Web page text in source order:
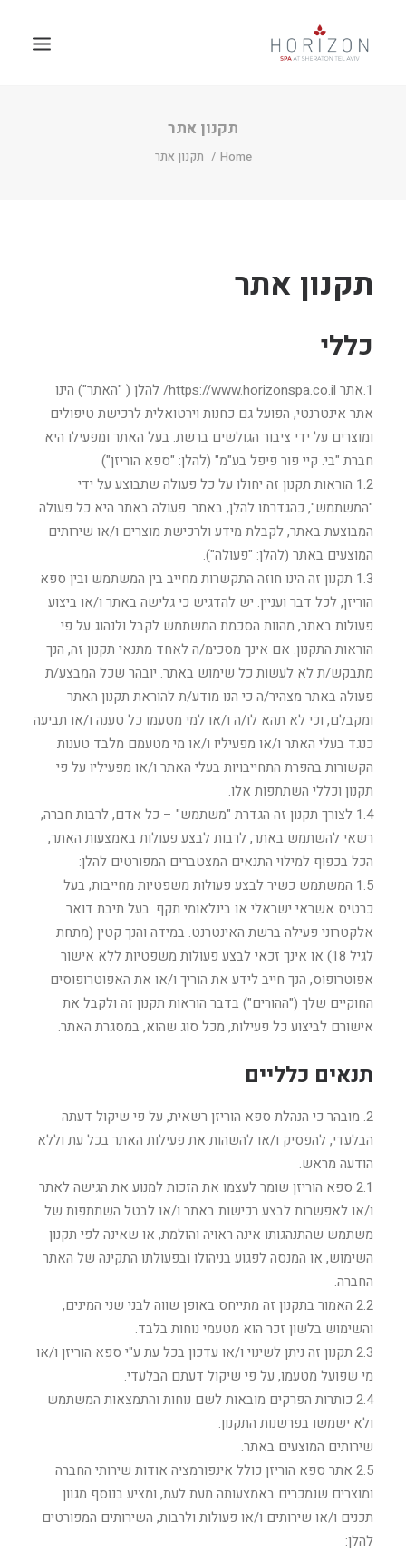
תקנון אתר
Home תקנון אתר
תקנון אתר
כללי
1.אתר https://www.horizonspa.co.il/ להלן ( "האתר") הינו
אתר אינטרנטי, הפועל גם כחנות וירטואלית לרכישת טיפולים
ומוצרים על ידי ציבור הגולשים ברשת. בעל האתר ומפעילו היא
חברת "בי. קיי פור פיפל בע"מ" (להלן: "ספא הוריזן")
1.2 הוראות תקנון זה יחולו על כל פעולה שתבוצע על ידי
"המשתמש", כהגדרתו להלן, באתר. פעולה באתר היא כל פעולה
המבוצעת באתר, לקבלת מידע ולרכישת מוצרים ו/או שירותים
המוצעים באתר (להלן: "פעולה").
1.3 תקנון זה הינו חוזה התקשרות מחייב בין המשתמש ובין ספא
הוריזן, לכל דבר ועניין. יש להדגיש כי גלישה באתר ו/או ביצוע
פעולות באתר, מהוות הסכמת המשתמש לקבל ולנהוג על פי
הוראות התקנון. אם אינך מסכימ/ה לאחד מתנאי תקנון זה, הנך
מתבקש/ת לא לעשות כל שימוש באתר. יובהר שכל המבצע/ת
פעולה באתר מצהיר/ה כי הנו מודע/ת להוראת תקנון האתר
ומקבלם, וכי לא תהא לו/ה ו/או למי מטעמו כל טענה ו/או תביעה
כנגד בעלי האתר ו/או מפעיליו ו/או מי מטעמם מלבד טענות
הקשורות בהפרת התחייבויות בעלי האתר ו/או מפעיליו על פי
תקנון וכללי השתתפות אלו.
1.4 לצורך תקנון זה הגדרת "משתמש" – כל אדם, לרבות חברה,
רשאי להשתמש באתר, לרבות לבצע פעולות באמצעות האתר,
הכל בכפוף למילוי התנאים המצטברים המפורטים להלן:
1.5 המשתמש כשיר לבצע פעולות משפטיות מחייבות; בעל
כרטיס אשראי ישראלי או בינלאומי תקף. בעל תיבת דואר
אלקטרוני פעילה ברשת האינטרנט. במידה והנך קטין (מתחת
לגיל 18) או אינך זכאי לבצע פעולות משפטיות ללא אישור
אפוטרופוס, הנך חייב לידע את הוריך ו/או את האפוטרופוסים
החוקיים שלך ("ההורים") בדבר הוראות תקנון זה ולקבל את
אישורם לביצוע כל פעילות, מכל סוג שהוא, במסגרת האתר.
תנאים כלליים
2. מובהר כי הנהלת ספא הוריזן רשאית, על פי שיקול דעתה
הבלעדי, להפסיק ו/או להשהות את פעילות האתר בכל עת וללא
הודעה מראש.
2.1 ספא הוריזן שומר לעצמו את הזכות למנוע את הגישה לאתר
ו/או לאפשרות לבצע רכישות באתר ו/או לבטל השתתפות של
משתמש שהתנהגותו אינה ראויה והולמת, או שאינה לפי תקנון
השימוש, או המנסה לפגוע בניהולו ובפעולתו התקינה של האתר
החברה.
2.2 האמור בתקנון זה מתייחס באופן שווה לבני שני המינים,
והשימוש בלשון זכר הוא מטעמי נוחות בלבד.
2.3 תקנון זה ניתן לשינוי ו/או עדכון בכל עת ע"י ספא הוריזן ו/או
מי שפועל מטעמו, על פי שיקול דעתם הבלעדי.
2.4 כותרות הפרקים מובאות לשם נוחות והתמצאות המשתמש
ולא ישמשו בפרשנות התקנון.
שירותים המוצעים באתר.
2.5 אתר ספא הוריזן כולל אינפורמציה אודות שירותי החברה
ומוצרים שנמכרים באמצעותה מעת לעת, ומציע בנוסף מגוון
תכנים ו/או שירותים ו/או פעולות ולרבות, השירותים המפורטים
להלן: